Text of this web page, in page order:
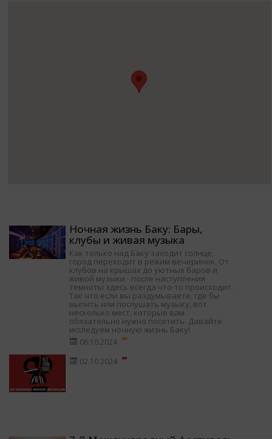
Ночная жизнь Баку: Бары,
клубы и живая музыка
Как только над Баку заходит солнце,
город переходит в режим вечеринок. От
клубов на крышах до уютных баров и
живой музыки - после наступления
темноты здесь всегда что-то происходит.
Так что если вы раздумываете, где бы
выпить или послушать музыку, вот
несколько мест, которые вам
обязательно нужно посетить. Давайте
исследуем ночную жизнь Баку!
06.10.2024
02.10.2024